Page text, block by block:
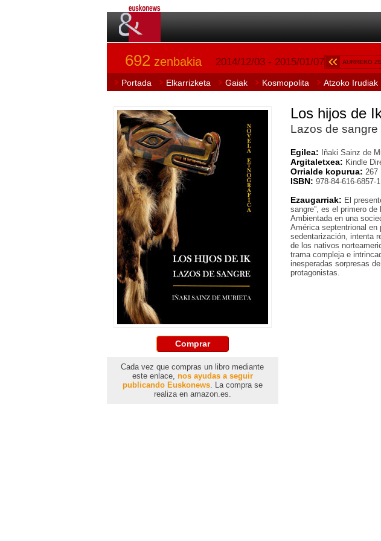
692 zenbakia 2014/12/03 - 2015/01/07 AURREKO
Portada Elkarrizketa Gaiak Kosmopolita Atzoko Irudiak
Comprar
Cada vez que compras un libro mediante
este enlace, nos ayudas a seguir
publicando Euskonews. La compra se
realiza en amazon.es.
Los hijos de
Lazos de sangre
Egilea: Iñaki Sainz de
Argitaletxea: Kindle
Orrialde kopurua: 267
ISBN: 978-84-616-6857-1
Ezaugarriak: El
sangre”, es el primero de
Ambientada en una
América septentrional en
sedentarización, intenta
de los nativos
trama compleja e
inesperadas sorpresas
protagonistas.